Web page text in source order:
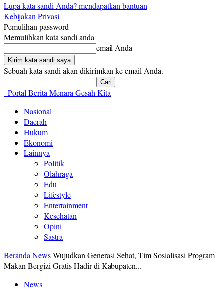
Lupa kata sandi Anda? mendapatkan bantuan
Kebijakan Privasi
Pemulihan password
Memulihkan kata sandi anda
email Anda
Sebuah kata sandi akan dikirimkan ke email Anda.
Portal Berita Menara Gesah Kita
Nasional
Daerah
Hukum
Ekonomi
Lainnya
Politik
Olahraga
Edu
Lifestyle
Entertainment
Kesehatan
Opini
Sastra
Beranda NewsWujudkan Generasi Sehat, Tim Sosialisasi Program
Makan Bergizi Gratis Hadir di Kabupaten...
News